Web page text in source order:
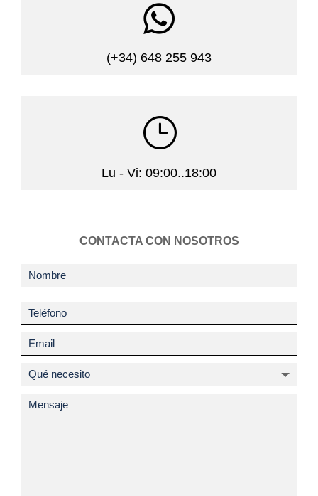

(+34) 648 255 943
}
Lu - Vi: 09:00..18:00
CONTACTA CON NOSOTROS